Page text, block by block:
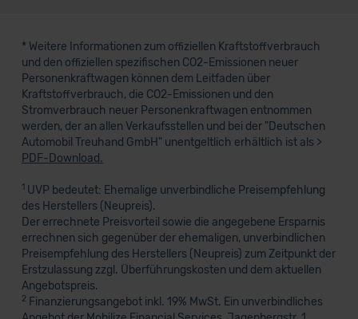
* Weitere Informationen zum offiziellen Kraftstoffverbrauch
und den offiziellen spezifischen CO2-Emissionen neuer
Personenkraftwagen können dem Leitfaden über
Kraftstoffverbrauch, die CO2-Emissionen und den
Stromverbrauch neuer Personenkraftwagen entnommen
werden, der an allen Verkaufsstellen und bei der "Deutschen
Automobil Treuhand GmbH" unentgeltlich erhältlich ist als >
PDF-Download.
1UVP bedeutet: Ehemalige unverbindliche Preisempfehlung
des Herstellers (Neupreis).
Der errechnete Preisvorteil sowie die angegebene Ersparnis
errechnen sich gegenüber der ehemaligen, unverbindlichen
Preisempfehlung des Herstellers (Neupreis) zum Zeitpunkt der
Erstzulassung zzgl. Überführungskosten und dem aktuellen
Angebotspreis.
2 Finanzierungsangebot inkl. 19% MwSt. Ein unverbindliches